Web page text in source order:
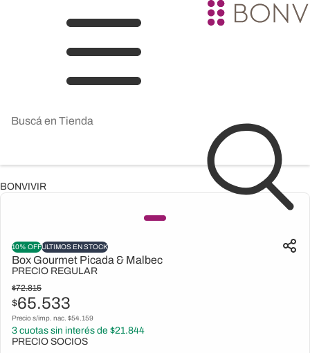
BONVIVIR
10% OFFULTIMOS EN STOCK
Box Gourmet Picada & Malbec
PRECIO REGULAR
$72.815
$65.533
Precio s/imp. nac. $54.159
3 cuotas sin interés de $21.844
PRECIO SOCIOS